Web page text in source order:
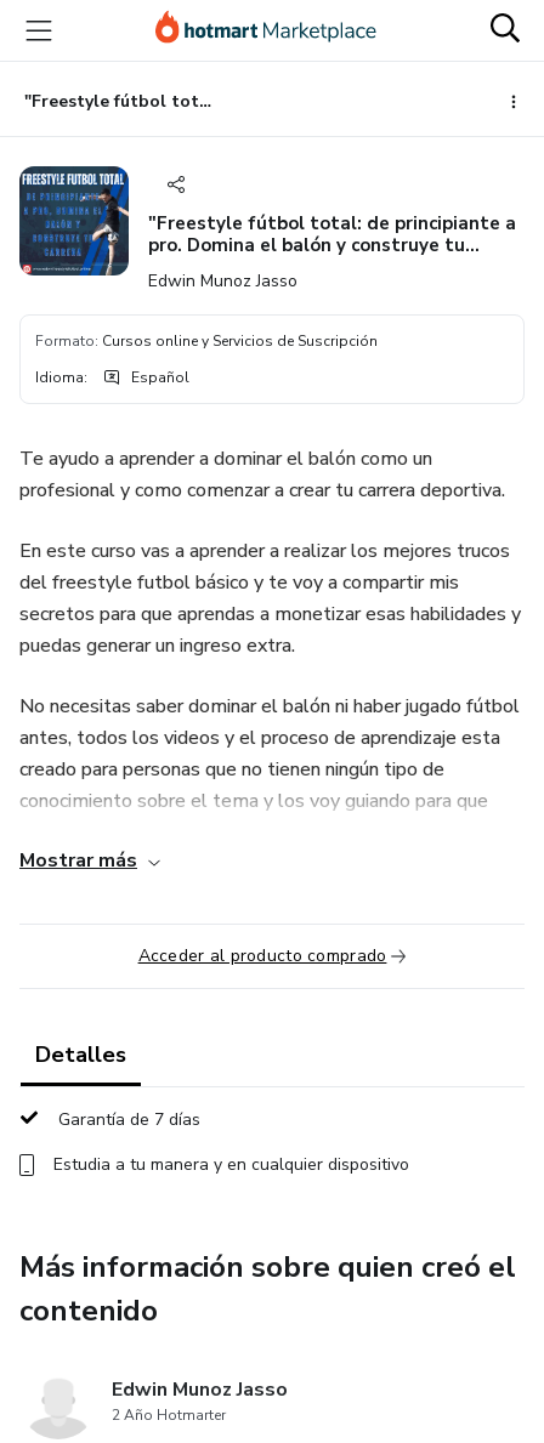
principal
página
de
página
"Freestyle fútbol total: de principiante a pro. Domina el balón y construye tu carrera deportiva".
"Freestyle fútbol total: de principiante a
pro. Domina el balón y construye tu
Edwin Munoz Jasso
Formato: Cursos online y Servicios de Suscripción
Idioma: Español
Te ayudo a aprender a dominar el balón como un
profesional y como comenzar a crear tu carrera deportiva.
En este curso vas a aprender a realizar los mejores trucos
del freestyle futbol básico y te voy a compartir mis
secretos para que aprendas a monetizar esas habilidades y
puedas generar un ingreso extra.
No necesitas saber dominar el balón ni haber jugado fútbol
antes, todos los videos y el proceso de aprendizaje esta
creado para personas que no tienen ningún tipo de
conocimiento sobre el tema y los voy guiando para que
Mostrar más
Acceder al producto comprado
Detalles
Garantía de 7 días
Estudia a tu manera y en cualquier dispositivo
Más información sobre quien creó el
contenido
Edwin Munoz Jasso
2 Año Hotmarter